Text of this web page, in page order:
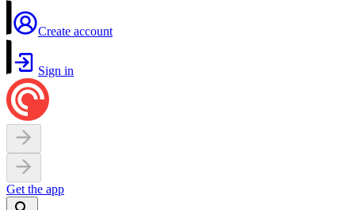
Create account
Sign in
Get the app